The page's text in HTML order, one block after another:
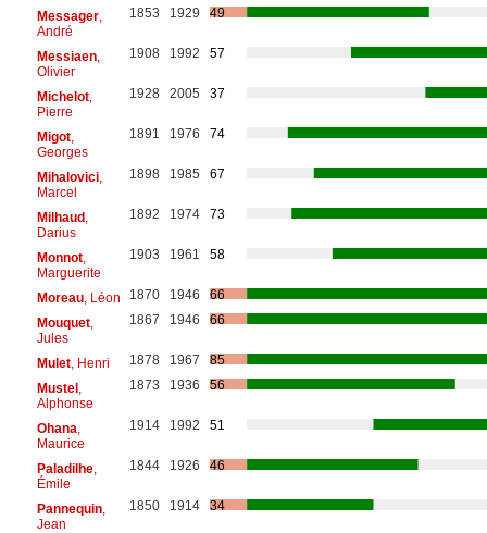
Messager,
André
1853 1929 49
Messiaen,
Olivier
1908 1992 57
Michelot,
Pierre
1928 2005 37
Migot,
Georges
1891 1976 74
Mihalovici,
Marcel
1898 1985 67
Milhaud,
Darius
1892 1974 73
Monnot,
Marguerite
1903 1961 58
Moreau, Léon 1870 1946
66
Mouquet,
Jules
1867 1946 66
Mulet, Henri 1878 1967
85
Mustel,
Alphonse
1873 1936 56
Ohana
Maurice
1914 1992 51
Paladilhe,
Émile
1844 1926 46
Pannequin,
Jean
1850 1914 34